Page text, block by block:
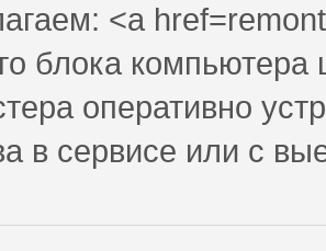
<a
блока компьютера
оперативно
в сервисе или с